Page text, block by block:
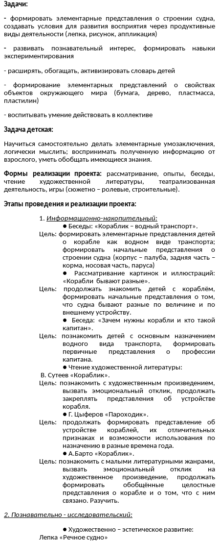
Задачи:
- формировать элементарные представления о строении судна,
создавать условия для развития восприятия через продуктивные
виды деятельности (лепка, рисунок, аппликация)
- развивать познавательный интерес, формировать навыки
экспериментирования
- расширять, обогащать, активизировать словарь детей
- формирование элементарных представлений о свойствах
объектов окружающего мира (бумага, дерево, пластмасса,
пластилин)
- воспитывать умение действовать в коллективе
Задача детская:
Научиться самостоятельно делать элементарные умозаключения,
логически мыслить; воспринимать полученную информацию от
взрослого, уметь обобщать имеющиеся знания.
Формы реализации проекта: рассматривание, опыты, беседы,
чтение художественной литературы, театрализованная
деятельность, игры (сюжетно – ролевые, строительные).
Этапы проведения и реализации проекта:
Информационно-накопительный:
Беседы: «Кораблик – водный транспорт».
Цель: формировать элементарные представления детей
о корабле как водном виде транспорта;
формировать начальные представления о
строении судна (корпус – палуба, задняя часть –
корма, носовая часть, паруса)
Рассматривание картинок и иллюстраций:
«Корабли бывают разные».
Цель: продолжать знакомить детей с кораблём,
формировать начальные представления о том,
что судна бывают разные по величине и по
внешнему устройству.
Беседа: «Зачем нужны корабли и кто такой
капитан».
Цель: познакомить детей с основным назначением
водного вида транспорта, формировать
первичные представления о профессии
капитана.
Чтение художественной литературы:
В. Сутеев «Кораблик».
Цель: познакомить с художественным произведением,
вызвать эмоциональный отклик, продолжать
закреплять представления об устройстве
корабля.
Г. Цыферов «Пароходик».
Цель: продолжать формировать представление об
устройстве кораблей, их отличительных
признаках и возможности использования по
назначению в разные времена года.
А.Барто «Кораблик».
Цель: познакомить с малыми литературными жанрами,
вызвать эмоциональный отклик на
художественное произведение, продолжать
формировать обобщённые целостные
представления о корабле и о том, что с ним
связано. Разучить.
2. Познавательно - исследовательский:
Художественно – эстетическое развитие:
Лепка «Речное судно»